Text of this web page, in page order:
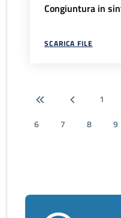
Congiuntura in
SCARICA FILE
1
6
7 8 9